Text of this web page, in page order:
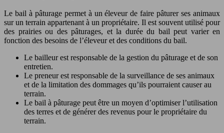
Le bail à pâturage permet à un éleveur de faire pâturer ses animaux
sur un terrain appartenant à un propriétaire. Il est souvent utilisé pour
des prairies ou des pâturages, et la durée du bail peut varier en
fonction des besoins de l’éleveur et des conditions du bail.
Le bailleur est responsable de la gestion du pâturage et de son
entretien.
Le preneur est responsable de la surveillance de ses animaux
et de la limitation des dommages qu’ils pourraient causer au
terrain.
Le bail à pâturage peut être un moyen d’optimiser l’utilisation
des terres et de générer des revenus pour le propriétaire du
terrain.